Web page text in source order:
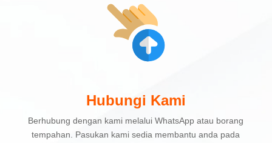
Hubungi Kami
Berhubung dengan kami melalui WhatsApp atau borang
tempahan. Pasukan kami sedia membantu anda pada